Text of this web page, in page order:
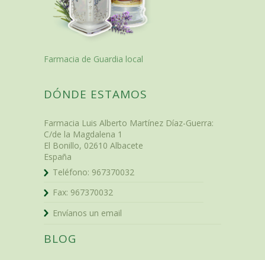
Farmacia de Guardia local
DÓNDE ESTAMOS
Farmacia Luis Alberto Martínez Díaz-Guerra:
C/de la Magdalena 1
El Bonillo, 02610 Albacete
España
Teléfono: 967370032
Fax: 967370032
Envíanos un email
BLOG